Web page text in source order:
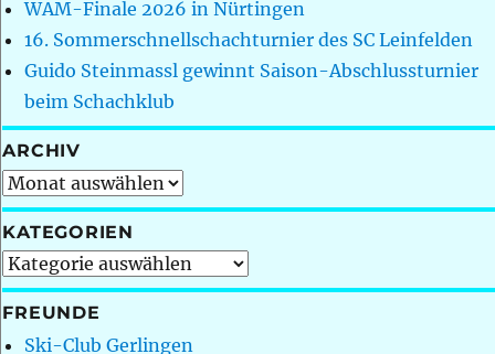
WAM-Finale 2026 in Nürtingen
16. Sommerschnellschachturnier des SC Leinfelden
Guido Steinmassl gewinnt Saison-Abschlussturnier
beim Schachklub
ARCHIV
Archiv
KATEGORIEN
Kategorien
FREUNDE
Ski-Club Gerlingen